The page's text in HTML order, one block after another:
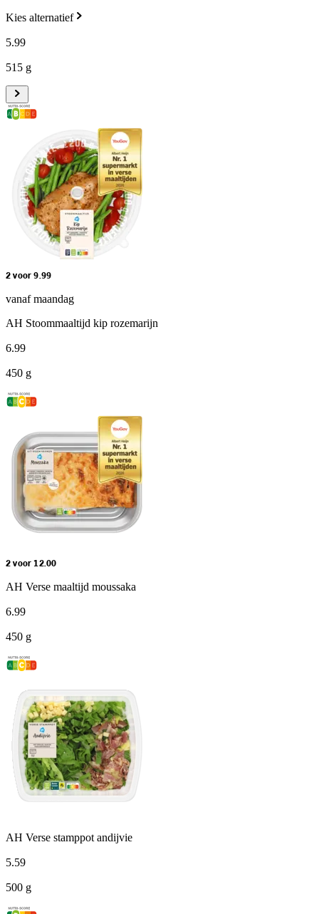
Kies alternatief
5.99
515 g
2 voor 9.99
vanaf maandag
AH Stoommaaltijd kip rozemarijn
6.99
450 g
2 voor 12.00
AH Verse maaltijd moussaka
6.99
450 g
AH Verse stamppot andijvie
5.59
500 g